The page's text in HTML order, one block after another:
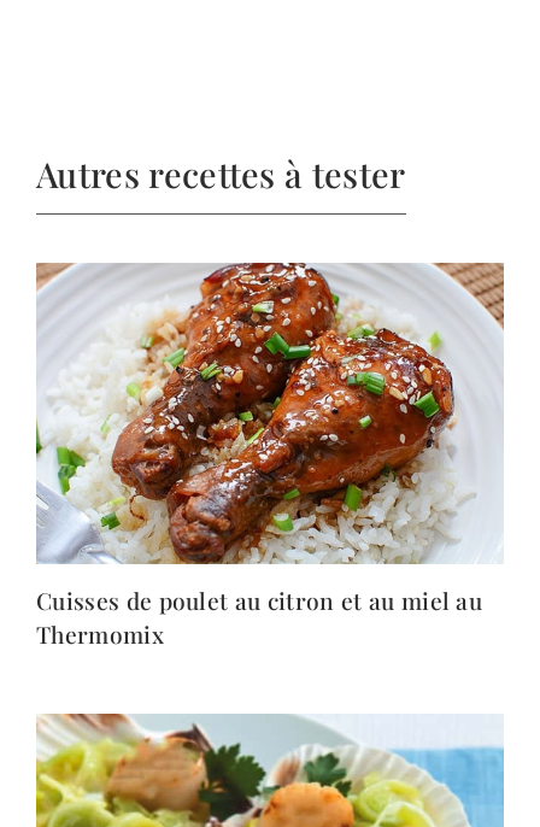
Autres recettes à tester
Cuisses de poulet au citron et au miel au
Thermomix